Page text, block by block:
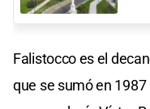
Falistocco es el
que se sumó en